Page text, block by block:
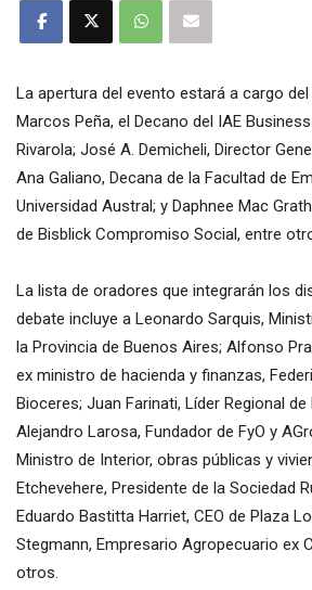
La apertura del evento estará a cargo
Marcos Peña, el Decano del IAE
Rivarola; José A. Demicheli, Director
Ana Galiano, Decana de la Facultad de
Universidad Austral; y Daphnee Mac
de Bisblick Compromiso Social, entre
La lista de oradores que integrarán los
debate incluye a Leonardo Sarquis,
la Provincia de Buenos Aires; Alfonso
ex ministro de hacienda y finanzas,
Bioceres; Juan Farinati, Líder Regional
Alejandro Larosa, Fundador de FyO y
Ministro de Interior, obras públicas y
Etchevehere, Presidente de la Sociedad
Eduardo Bastitta Harriet, CEO de Plaza
Stegmann, Empresario Agropecuario ex
otros.